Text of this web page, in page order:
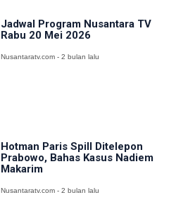
Jadwal Program Nusantara TV
Rabu 20 Mei 2026
Nusantaratv.com - 2 bulan lalu
Hotman Paris Spill Ditelepon
Prabowo, Bahas Kasus Nadiem
Makarim
Nusantaratv.com - 2 bulan lalu